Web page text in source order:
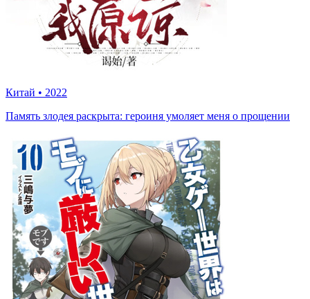
Китай • 2022
Память злодея раскрыта: героиня умоляет меня о прощении